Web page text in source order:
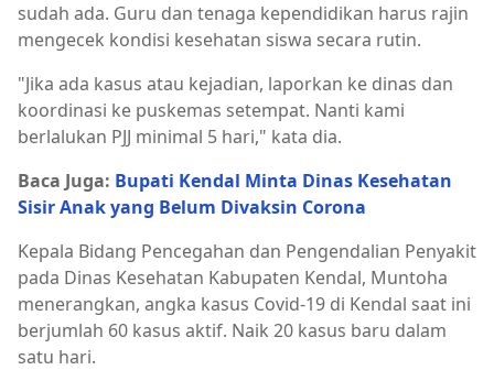
sudah ada. Guru dan tenaga kependidikan harus rajin
mengecek kondisi kesehatan siswa secara rutin.
"Jika ada kasus atau kejadian, laporkan ke dinas dan
koordinasi ke puskemas setempat. Nanti kami
berlalukan PJJ minimal 5 hari," kata dia.
Baca Juga: Bupati Kendal Minta Dinas Kesehatan
Sisir Anak yang Belum Divaksin Corona
Kepala Bidang Pencegahan dan Pengendalian Penyakit
pada Dinas Kesehatan Kabupaten Kendal, Muntoha
menerangkan, angka kasus Covid-19 di Kendal saat ini
berjumlah 60 kasus aktif. Naik 20 kasus baru dalam
satu hari.